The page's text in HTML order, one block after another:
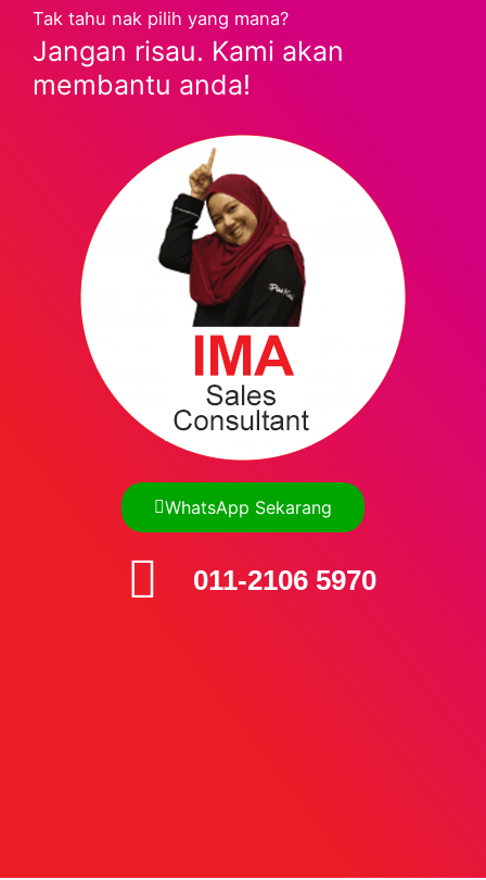
Tak tahu nak pilih yang mana?
Jangan risau. Kami akan
membantu anda!
WhatsApp Sekarang
011-2106 5970